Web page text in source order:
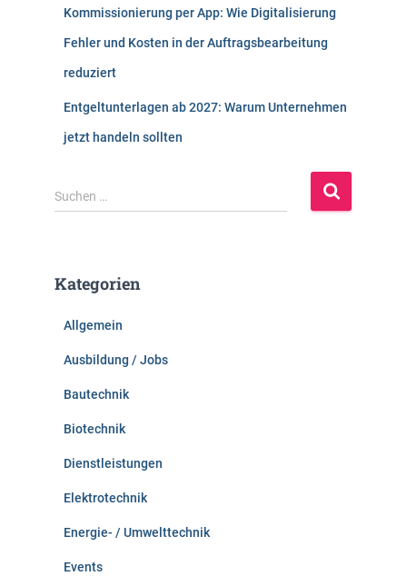
Kommissionierung per App: Wie Digitalisierung
Fehler und Kosten in der Auftragsbearbeitung
reduziert
Entgeltunterlagen ab 2027: Warum Unternehmen
jetzt handeln sollten
S
u
n
Suchen …
Kategorien
Allgemein
Ausbildung / Jobs
Bautechnik
Biotechnik
Dienstleistungen
Elektrotechnik
Energie- / Umwelttechnik
Events